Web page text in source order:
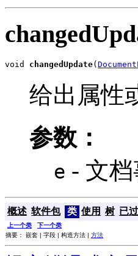
void changedUpdate(
给出属性
参数：
e - 文
概述 软件包 类 使用 树 已
上一个类 下一个类
摘要： 嵌套 | 字段 | 构造方法 | 方法